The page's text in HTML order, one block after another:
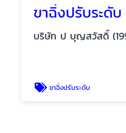
ขาฉิ่งปรับระดั
บริษัท ป บุญสวัสดิ์
ขาฉิ่งปรับระดับ